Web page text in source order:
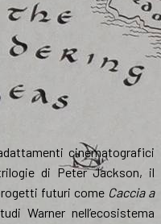
cinematografici
di Peter Jackson, il
futuri come Caccia a
Warner nell’ecosistema